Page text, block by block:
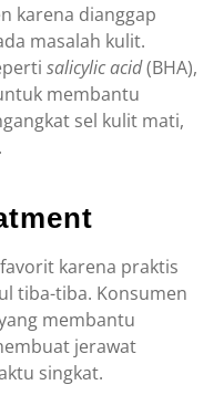
karena dianggap
masalah kulit.
salicylic acid(BHA),
membantu
sel kulit mati,
karena praktis
tiba-tiba. Konsumen
membantu
jerawat
singkat.